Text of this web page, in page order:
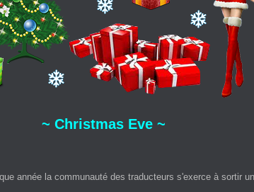
~ Christmas Eve ~
année la communauté des traducteurs s'exerce à sortir